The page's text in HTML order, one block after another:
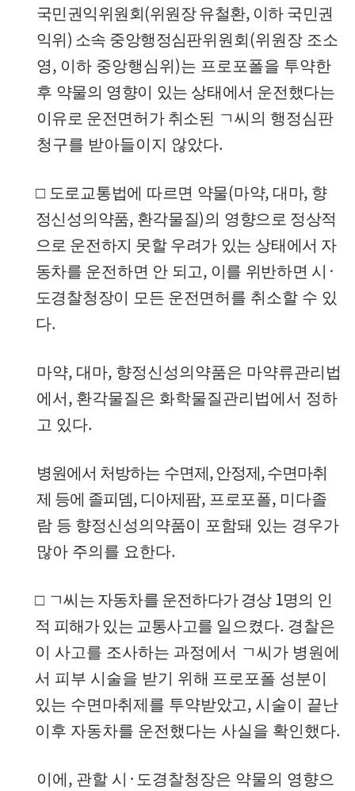
국민권익위원회 (위원장 유철환, 이하 국민권
익위 ) 소속 중앙행정심판위원회 (위원장 조소
영, 이하 중앙행심위 )는 프로포폴을 투약한
후 약물의 영향이 있는 상태에서 운전했다는
이유로 운전면허가 취소된 ㄱ씨의 행정심판
청구를 받아들이지 않았다.
□ 도로교통법에 따르면 약물(마약, 대마, 향
정신성의약품, 환각물질)의 영향으로 정상적
으로 운전하지 못할 우려가 있는 상태에서 자
동차를 운전하면 안 되고, 이를 위반하면 시 ·
도경찰청장이 모든 운전면허를 취소할 수 있
다.
마약, 대마, 향정신성의약품은 마약류관리법
에서 , 환각물질은 화학물질관리법에서 정하
고 있다.
병원에서 처방하는 수면제 , 안정제 ,수면마취
제 등에 졸피뎀, 디아제 팜, 프로포폴, 미다졸
람 등 향정신성의약품이 포함돼 있는 경우가
많아 주의를 요한다.
□ ㄱ씨는 자동차를 운전하다가 경상 1명의 인
적 피해가 있는 교통사고를 일으켰다. 경찰은
이 사고를 조사하는 과정에서 ㄱ씨가 병원에
서 피부 시술을 받기 위해 프로포폴 성분이
있는 수면마취제를 투약받았고, 시술이
끝난
이후 자동차를 운전했다는 사실을 확인했다.
이에 , 관할 시 · 도경찰청장은 약물의 영향으